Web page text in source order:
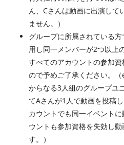
ん、Cさんは動画に出演して
ません。）
グループに所属されている
用し同一メンバーが2つ以上
すべてのアカウントの参加
ので予めご了承ください。
からなる3人組のグループユ
てAさんが1人で動画を投稿
カウントでも同一イベント
ウントも参加資格を失効し
す。）